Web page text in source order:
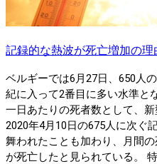
記録的な熱波が死亡増加の理
ベルギーでは6月27日、650人
紀に入って2番目に多い水準と
一日あたりの死者数として、
2020年4月10日の675人に次ぐ
舞われたことも加わり、月間
が死亡したと見られている。